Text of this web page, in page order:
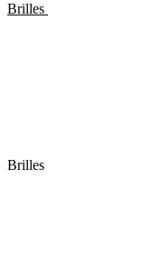
Brilles
Brilles